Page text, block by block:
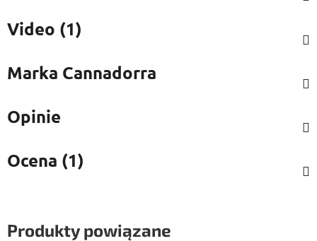
Video (1)
Marka Cannadorra
Opinie
Ocena (1)
Produkty powiązane